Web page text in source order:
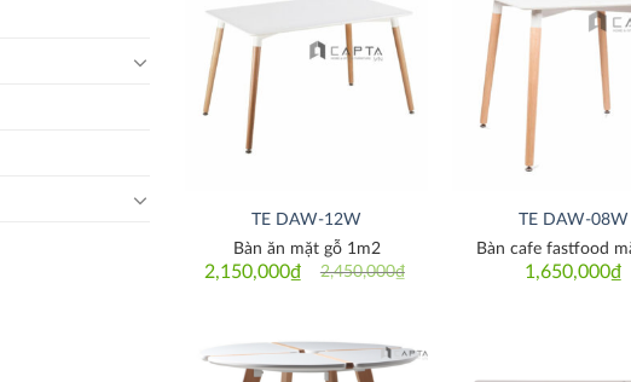
Thích
TE DAW-12W
2,450,000₫
Original
2,150,000₫
Current
Bàn ăn mặt gỗ 1m2
TE DAW-08W
1,650,000₫
Bàn cafe fastfood